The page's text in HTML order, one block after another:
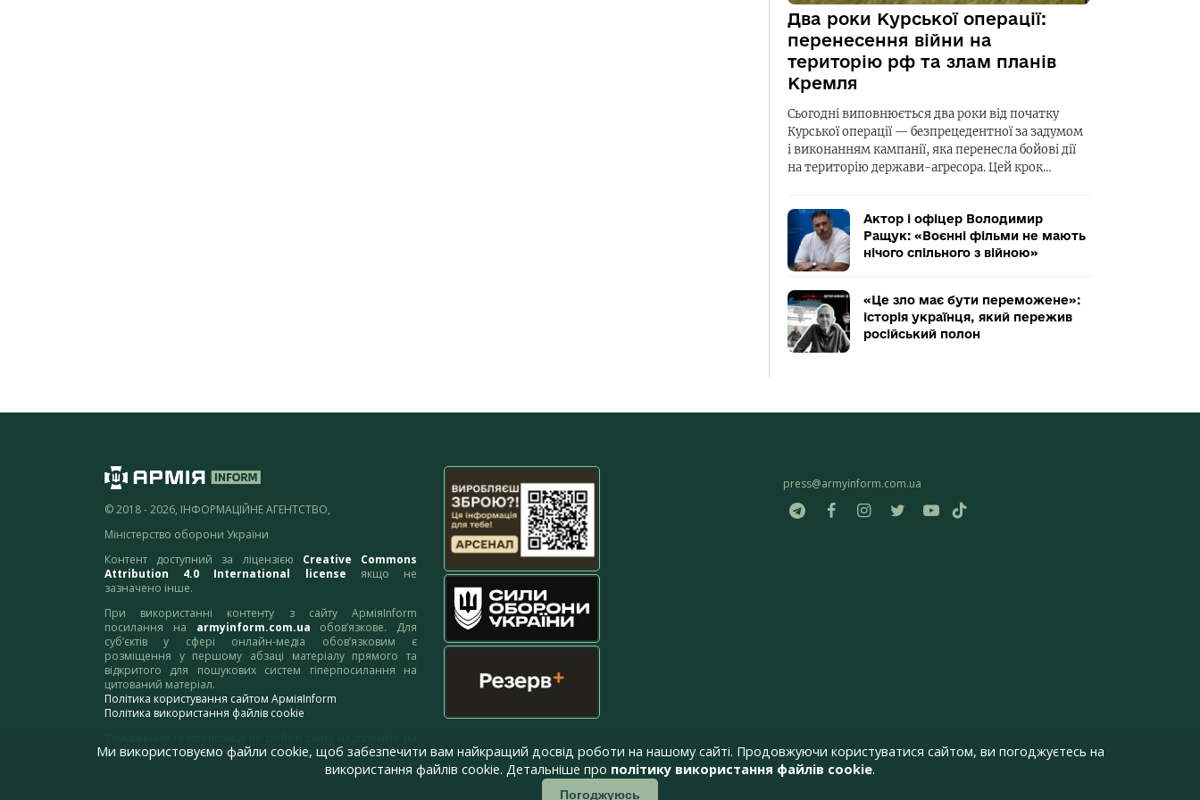
Два роки Курської операції:
перенесення війни на
територію рф та злам планів
Кремля
Сьогодні виповнюється два роки від початку
Курської операції — безпрецедентної за задумом
і виконанням кампанії, яка перенесла бойові дії
на територію держави-агресора. Цей крок…
Актор і офіцер Володимир
Ращук: «Воєнні фільми не мають
нічого спільного з війною»
«Це зло має бути переможене»:
історія українця, який пережив
російський полон
© 2018 - 2026, ІНФОРМАЦІЙНЕ АГЕНТСТВО,
Міністерство оборони України
Контент доступний за ліцензією Creative Commons
Attribution 4.0 International license якщо не
зазначено інше.
При використанні контенту з сайту АрміяInform
посилання на armyinform.com.ua обов’язкове. Для
суб’єктів у сфері онлайн-медіа обов’язковим є
розміщення у першому абзаці матеріалу прямого та
відкритого для пошукових систем гіперпосилання на
цитований матеріал.
Політика користування сайтом АрміяInform
Політика використання файлів cookie
адресу:webmaster@armyinform.com.ua
press@armyinform.com.ua
Ми використовуємо файли cookie, щоб забезпечити вам найкращий досвід роботи на нашому сайті. Продовжуючи користуватися сайтом, ви погоджуєтесь на
використання файлів cookie. Детальніше про політику використання файлів cookie.
Погоджуюсь